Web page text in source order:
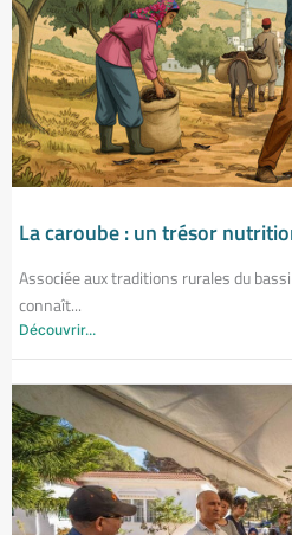
La caroube : un trésor
Associée aux traditions rurales du
connaît...
Découvrir...